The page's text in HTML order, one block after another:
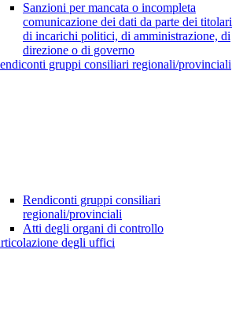
Sanzioni per mancata o incompleta
comunicazione dei dati da parte dei titolari
di incarichi politici, di amministrazione, di
direzione o di governo
gruppi consiliari regionali/provinciali
Rendiconti gruppi consiliari
regionali/provinciali
Atti degli organi di controllo
degli uffici